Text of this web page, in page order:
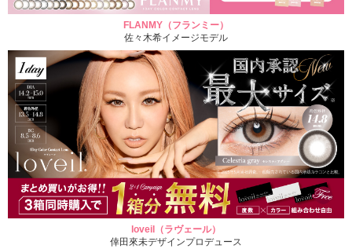
FLANMY（フランミー）
佐々木希イメージモデル
loveil（ラヴェール）
倖田來未デザインプロデュース